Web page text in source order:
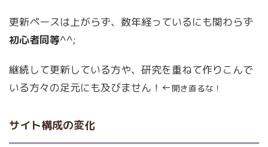
更新ペースは上がらず、数年経っているにも関わらず
初心者同等^^;
継続して更新している方や、研究を重ねて作りこんで
いる方々の足元にも及びません！← 開き直るな！
サイト構成の変化